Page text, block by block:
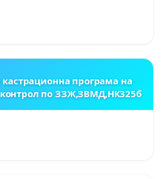
програма на
по ЗЗЖ,ЗВМД,НК325б